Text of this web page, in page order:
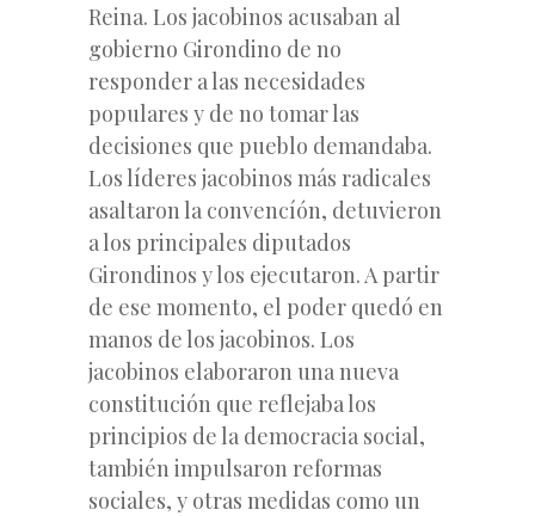
Reina. Los jacobinos acusaban al
gobierno Girondino de no
responder a las necesidades
populares y de no tomar las
decisiones que pueblo demandaba.
Los líderes jacobinos más radicales
asaltaron la convencíón, detuvieron
a los principales diputados
Girondinos y los ejecutaron. A partir
de ese momento, el poder quedó en
manos de los jacobinos. Los
jacobinos elaboraron una nueva
constitución que reflejaba los
principios de la democracia social,
también impulsaron reformas
sociales, y otras medidas como un